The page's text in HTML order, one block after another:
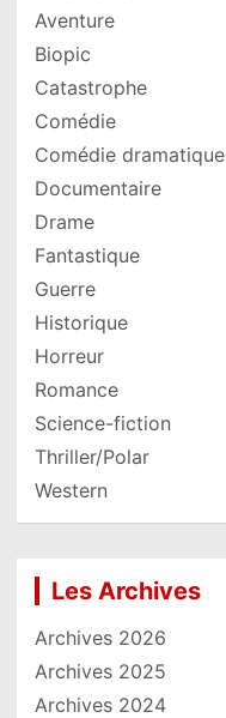
Aventure
Biopic
Catastrophe
Comédie
Comédie dramatique
Documentaire
Drame
Fantastique
Guerre
Historique
Horreur
Romance
Science-fiction
Thriller/Polar
Western
Les Archives
Archives 2026
Archives 2025
Archives 2024